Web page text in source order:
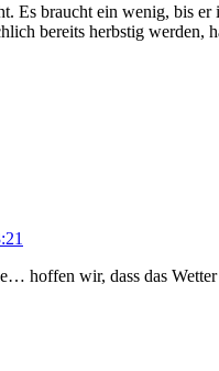
Es braucht ein wenig, bis
bereits herbstig werden,
hoffen wir, dass das